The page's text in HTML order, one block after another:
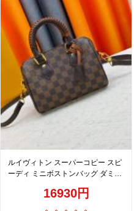
ルイヴィトン スーパーコピー スピ
ーディ ミニボストンバッグ ダミエ
コンビ M40950 M46234
16930円